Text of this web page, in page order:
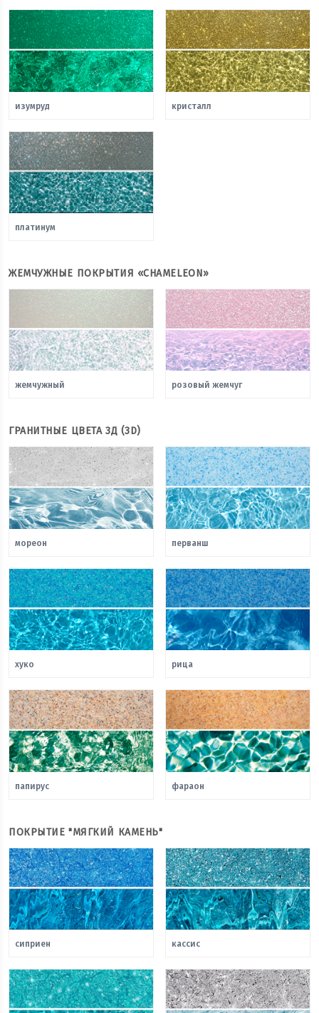
изумруд кристалл
платинум
ЖЕМЧУЖНЫЕ ПОКРЫТИЯ «CHAMELEON»
жемчужный розовый жемчуг
ГРАНИТНЫЕ ЦВЕТА 3Д (3D)
мореон перванш
хуко рица
папирус фараон
ПОКРЫТИЕ "МЯГКИЙ КАМЕНЬ"
сиприен кассис